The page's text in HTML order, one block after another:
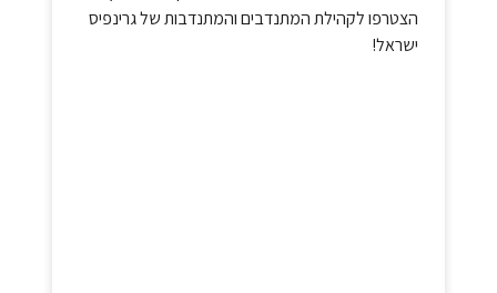
הצטרפו לקהילת המתנדבים והמתנדבות של גרינפיס
ישראל!